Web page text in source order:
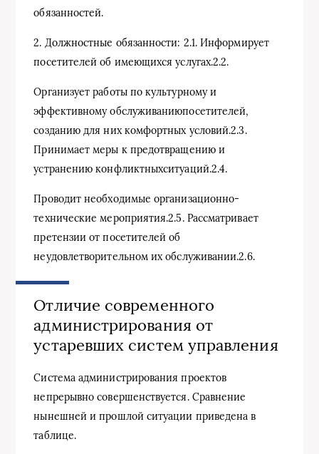
обязанностей.
2. Должностные обязанности: 2.1. Информирует
посетителей об имеющихся услугах.2.2.
Организует работы по культурному и
эффективному обслуживаниюпосетителей,
созданию для них комфортных условий.2.3.
Принимает меры к предотвращению и
устранению конфликтныхситуаций.2.4.
Проводит необходимые организационно-
технические мероприятия.2.5. Рассматривает
претензии от посетителей об
неудовлетворительном их обслуживании.2.6.
Отличие современного
администрирования от
устаревших систем управления
Система администрирования проектов
непрерывно совершенствуется. Сравнение
нынешней и прошлой ситуации приведена в
таблице.